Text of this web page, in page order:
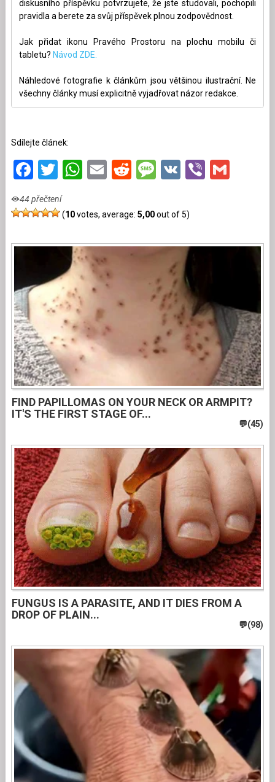
diskusního příspěvku potvrzujete, že jste studovali, pochopili
pravidla a berete za svůj příspěvek plnou zodpovědnost.
Jak přidat ikonu Pravého Prostoru na plochu mobilu či
tabletu? Návod ZDE.
Náhledové fotografie k článkům jsou většinou ilustrační. Ne
všechny články musí explicitně vyjadřovat názor redakce.
Sdílejte článek:
Facebook
Twitter
WhatsApp
EmailRedditMessage
VKViber
44 přečtení
(10votes, average: 5,00out of 5)
FIND PAPILLOMAS ON YOUR NECK OR ARMPIT?
IT'S THE FIRST STAGE OF...
FUNGUS IS A PARASITE, AND IT DIES FROM A
DROP OF PLAIN...